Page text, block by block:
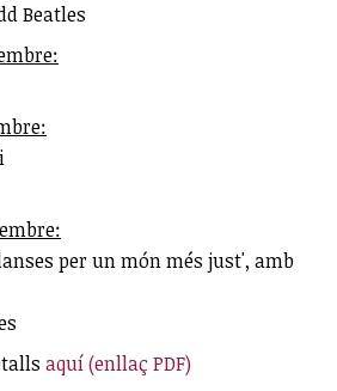
Beatles
per un món més just', amb
aquí (enllaç PDF)